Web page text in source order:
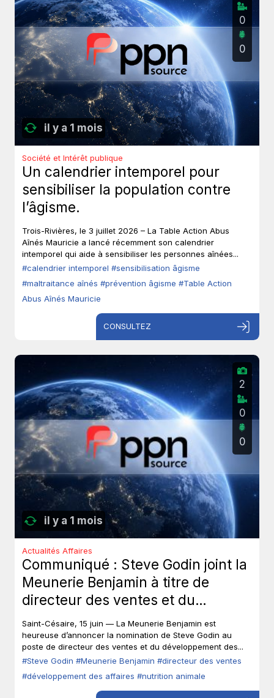
il y a 1 mois
0
0
Société et Intérêt publique
Un calendrier intemporel pour
sensibiliser la population contre
l’âgisme.
Trois-Rivières, le 3 juillet 2026 – La Table Action Abus
Aînés Mauricie a lancé récemment son calendrier
intemporel qui aide à sensibiliser les personnes aînées...
#calendrier intemporel #sensibilisation âgisme
#maltraitance aînés #prévention âgisme #Table Action
Abus Aînés Mauricie
CONSULTEZ
il y a 1 mois
2
0
0
Actualités Affaires
Communiqué : Steve Godin joint la
Meunerie Benjamin à titre de
directeur des ventes et du
développement des affaires.
Saint-Césaire, 15 juin — La Meunerie Benjamin est
heureuse d’annoncer la nomination de Steve Godin au
poste de directeur des ventes et du développement des...
#Steve Godin #Meunerie Benjamin #directeur des ventes
#développement des affaires #nutrition animale